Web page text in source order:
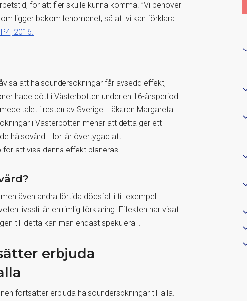
för att fler skulle kunna komma. ”Vi behöver
ligger bakom fenomenet, så att vi kan förklara
2016.
att hälsoundersökningar får avsedd effekt,
hade dött i Västerbotten under en 16-årsperiod
i resten av Sverige. Läkaren Margareta
i Västerbotten menar att detta ger ett
hälsovård. Hon är övertygad att
för att visa denna effekt planeras.
även andra förtida dödsfall i till exempel
livsstil är en rimlig förklaring. Effekten har visat
till detta kan man endast spekulera i.
erbjuda
fortsätter erbjuda hälsoundersökningar till alla.